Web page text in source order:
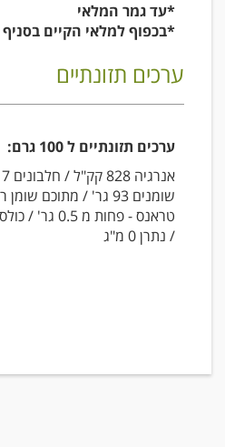
*עד גמר המלאי
*בכפוף למלאי הקיים בסניף
ערכים תזונתיים
ערכים תזונתיים ל 100 גרם:
/ נתרן 0 מ"ג